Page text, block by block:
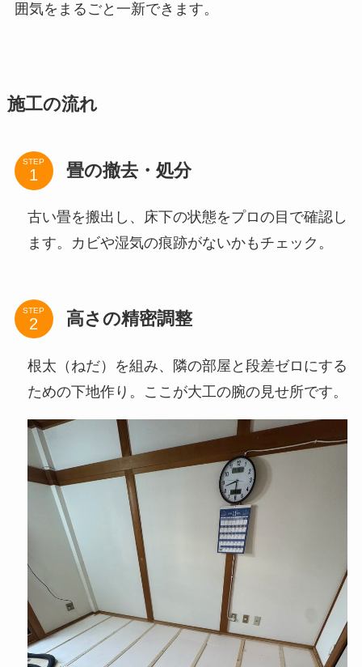
囲気をまるごと一新できます。
施工の流れ
STEP 畳の撤去・処分
古い畳を搬出し、床下の状態をプロの目で確認し
ます。カビや湿気の痕跡がないかもチェック。
STEP 高さの精密調整
根太（ねだ）を組み、隣の部屋と段差ゼロにする
ための下地作り。ここが大工の腕の見せ所です。